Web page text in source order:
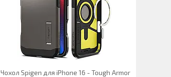
Чохол Spigen для iPhone 16 - Tough Armor